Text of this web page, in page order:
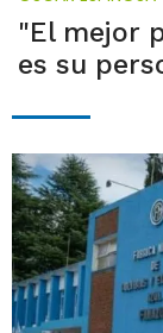
"El mejor
es su